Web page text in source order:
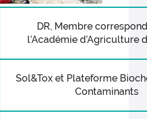
DR, Membre
l’Académie d’Agriculture
Sol&Tox et Plateforme
Contaminants